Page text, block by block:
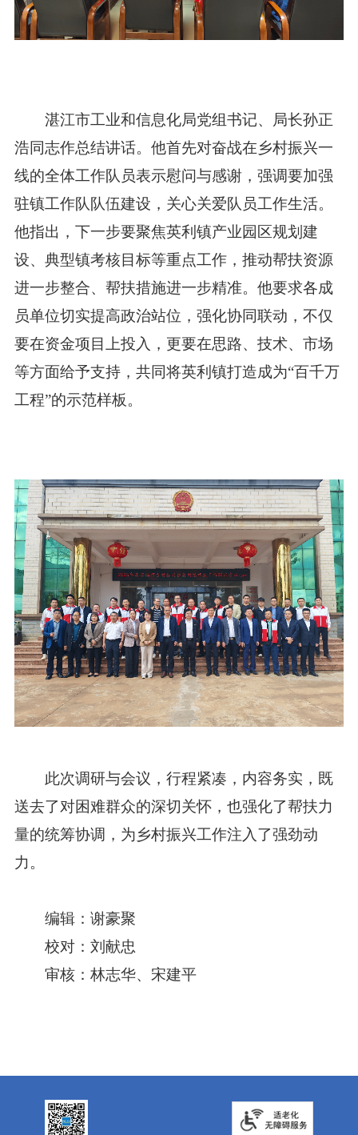
湛江市工业和信息化局党组书记、局长孙正
浩同志作总结讲话。他首先对奋战在乡村振兴一
线的全体工作队员表示慰问与感谢，强调要加强
驻镇工作队队伍建设，关心关爱队员工作生活。
他指出，下一步要聚焦英利镇产业园区规划建
设、典型镇考核目标等重点工作，推动帮扶资源
进一步整合、帮扶措施进一步精准。他要求各成
员单位切实提高政治站位，强化协同联动，不仅
要在资金项目上投入，更要在思路、技术、市场
等方面给予支持，共同将英利镇打造成为“百千万
工程”的示范样板。
此次调研与会议，行程紧凑，内容务实，既
送去了对困难群众的深切关怀，也强化了帮扶力
量的统筹协调，为乡村振兴工作注入了强劲动
力。
编辑：谢豪聚
校对：刘献忠
审核：林志华、宋建平